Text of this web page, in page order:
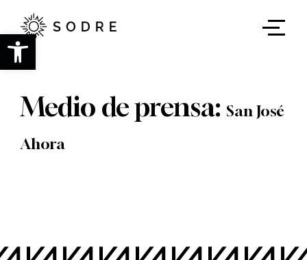
Abrir barra de herramientas
contenido
principal
Medio de prensa: San José
Ahora